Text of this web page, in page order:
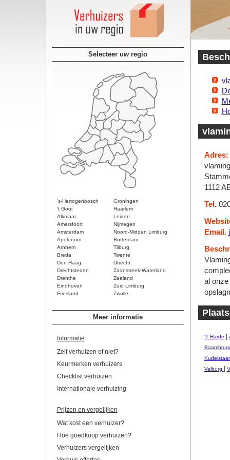
Selecteer uw regio
's-Hertogenbosch
Groningen
't Gooi
Haarlem
Alkmaar
Leiden
Amersfoort
Nijmegen
Amsterdam
Noord-Midden Limburg
Apeldoorn
Rotterdam
Arnhem
Tilburg
Breda
Twente
Den Haag
Utrecht
Drechtsteden
Zaanstreek-Waterland
Drenthe
Zeeland
Eindhoven
Zuid-Limburg
Friesland
Zwolle
Meer informatie
Informatie
Zelf verhuizen of niet?
Keurmerken verhuizers
Checklist verhuizen
Internationale verhuizing
Prijzen en vergelijken
Wat kost een verhuizer?
Hoe goedkoop verhuizen?
Verhuizers vergelijken
Adres:
1112
Tel.
Email.
al
'T Harde
Valburg